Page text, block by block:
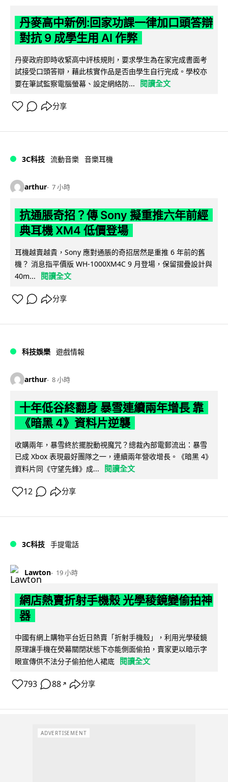
丹麥高中新例:回家功課一律加口頭答辯
對抗 9 成學生用 AI 作弊
丹麥政府即時收緊高中評核規則，要求學生為在家完成書面考
試接受口頭答辯，藉此核實作品是否由學生自行完成。學校亦
要在筆試監察電腦螢幕、設定網絡防...
閱讀全文
分享
3C科技 流動音樂 音樂耳機
arthur 7 小時
抗通脹奇招？傳 Sony 擬重推六年前經
典耳機 XM4 低價登場
耳機越賣越貴，Sony 應對通脹的奇招居然是重推 6 年前的舊
機？ 消息指平價版 WH-1000XM4C 9 月登場，保留摺疊設計與
40m...
閱讀全文
分享
科技娛樂 遊戲情報
arthur 8 小時
十年低谷終翻身 暴雪連續兩年增長 靠
《暗黑 4》資料片逆襲
收購兩年，暴雪終於擺脫動視魔咒？總裁內部電郵流出：暴雪
已成 Xbox 表現最好團隊之一，連續兩年營收增長。《暗黑 4》
資料片同《守望先鋒》成...
閱讀全文
12 分享
3C科技 手提電話
Lawton 19 小時
網店熱賣折射手機殼 光學稜鏡變偷拍神
器
中國有網上購物平台近日熱賣「折射手機殼」，利用光學稜鏡
原理讓手機在熒幕關閉狀態下亦能側面偷拍，賣家更以暗示字
眼宣傳供不法分子偷拍他人裙底
閱讀全文
793 88 ↗ 分享
ADVERTISEMENT